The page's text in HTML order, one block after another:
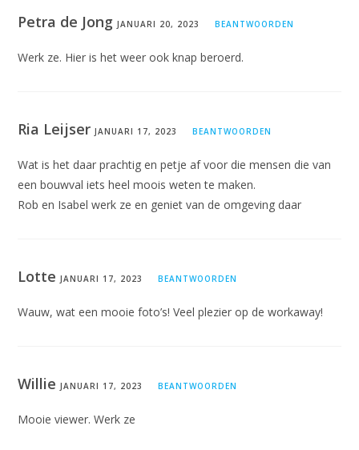
Petra de JongJANUARI 20, 2023 BEANTWOORDEN
Werk ze. Hier is het weer ook knap beroerd.
Ria LeijserJANUARI 17, 2023 BEANTWOORDEN
Wat is het daar prachtig en petje af voor die mensen die van
een bouwval iets heel moois weten te maken.
Rob en Isabel werk ze en geniet van de omgeving daar
LotteJANUARI 17, 2023 BEANTWOORDEN
Wauw, wat een mooie foto’s! Veel plezier op de workaway!
WillieJANUARI 17, 2023 BEANTWOORDEN
Mooie viewer. Werk ze